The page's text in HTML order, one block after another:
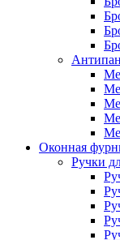
Оконная
Ручки